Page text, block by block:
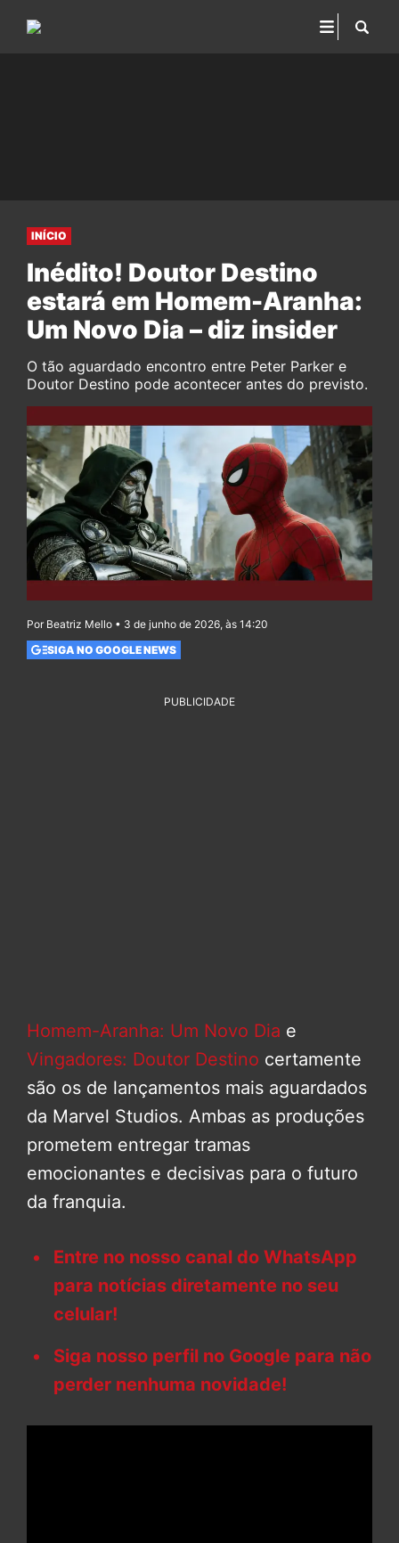
INÍCIO
Inédito! Doutor Destino
estará em Homem-Aranha:
Um Novo Dia – diz insider
O tão aguardado encontro entre Peter Parker e
Doutor Destino pode acontecer antes do previsto.
Por Beatriz Mello • 3 de junho de 2026, às 14:20
SIGA NO GOOGLE NEWS
PUBLICIDADE
Homem-Aranha: Um Novo Dia e
Vingadores: Doutor Destino certamente
são os de lançamentos mais aguardados
da Marvel Studios. Ambas as produções
prometem entregar tramas
emocionantes e decisivas para o futuro
da franquia.
Entre no nosso canal do WhatsApp
para notícias diretamente no seu
celular!
Siga nosso perfil no Google para não
perder nenhuma novidade!